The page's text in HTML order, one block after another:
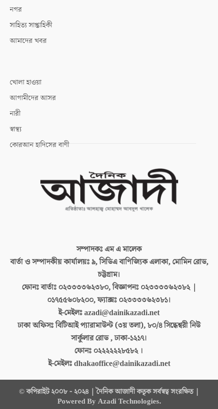
নগর
সাহিত্য সাপ্তাহিকী
আমাদের খবর
খোলা হাওয়া
আগামীদের আসর
নারী
স্বাস্থ্য
কোরআন হাদিসের বাণী
সম্পাদকঃএম এ মালেক
বার্তা ও সম্পাদকীয় কার্যালয়ঃ৯, সিডিএ বাণিজ্যিক এলাকা, মোমিন রোড,
চট্টগ্রাম।
ফোনঃ বার্তাঃ ০২৩৩৩৩৬২৩৮০, বিজ্ঞাপনঃ ০২৩৩৩৩৬২৩৮২ |
০১৭৫৫৬০৮২০০, ফ্যাক্সঃ ০২৩৩৩৩৬২৩৮১।
ই-মেইলঃazadi@dainikazadi.net
ঢাকা অফিসঃবিটিআই প্যারামাউন্ট (৩য় তলা), ৮০/৪ সিদ্ধেশ্বরী নিউ
সার্কুলার রোড , ঢাকা-১২১৭।
ফোনঃ ০২২২২২২৮৫৮২ ।
ই-মেইলঃdhakaoffice@dainikazadi.net
© কপিরাইট ২০০৮ - ২০২৪ | দৈনিক আজাদী কতৃক সর্বস্বত্ব সংরক্ষিত |
Powered By Azadi Technologies.